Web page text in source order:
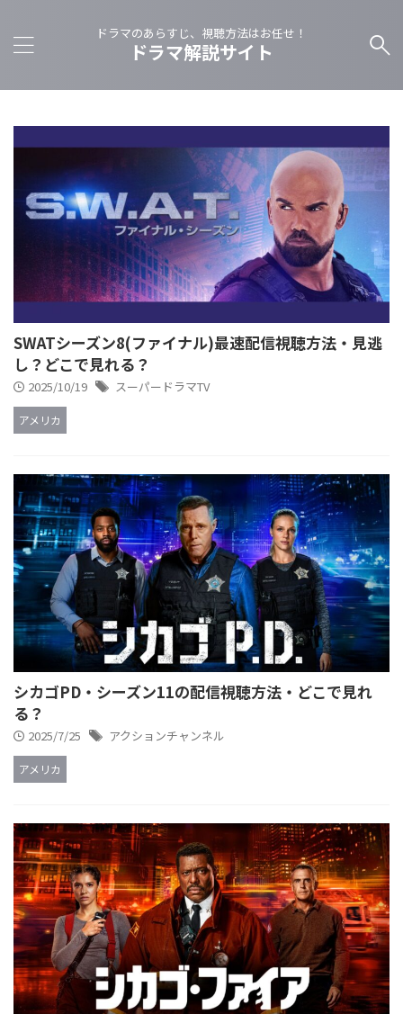
ドラマのあらすじ、視聴方法はお任せ！
ドラマ解説サイト
SWATシーズン8(ファイナル)最速配信視聴方法・見逃
し？どこで見れる？
2025/10/19 スーパードラマTV
アメリカ
シカゴPD・シーズン11の配信視聴方法・どこで見れ
る？
2025/7/25 アクションチャンネル
アメリカ